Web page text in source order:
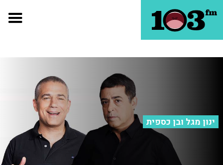
ינון מגל ובן כספית